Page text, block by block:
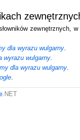
zewnętrznych,
dla wyrazu wulgarny.
wyrazu wulgarny.
dla wyrazu wulgarny.
.
.NET